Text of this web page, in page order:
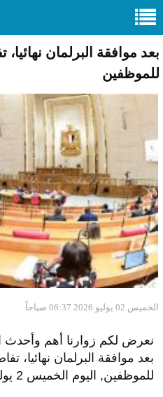
بعد موافقة البرلمان نهائيا،
للموظفين
الخميس 02 يوليو 2026 06:37 صباحاً
نعرض لكم زوارنا أهم وأحدث
بعد موافقة البرلمان نهائيا،
للموظفين, اليوم الخميس 2 يوليو 2026 06:37 صباحاً